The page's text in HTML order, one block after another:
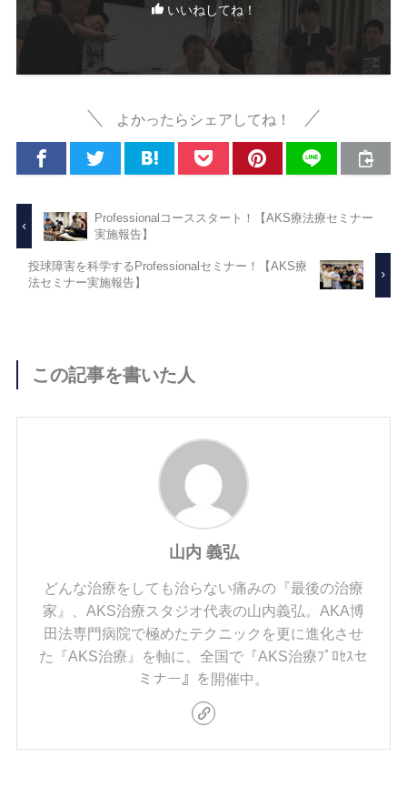
いいねしてね！
よかったらシェアしてね！
Professionalコーススタート！【AKS療法療セミナー
実施報告】
投球障害を科学するProfessionalセミナー！【AKS療
法セミナー実施報告】
この記事を書いた人
山内 義弘
どんな治療をしても治らない痛みの『最後の治療
家』、AKS治療スタジオ代表の山内義弘。AKA博
田法専門病院で極めたテクニックを更に進化させ
た『AKS治療』を軸に、全国で『AKS治療ﾌﾟﾛｾｽセ
ミナー』を開催中。